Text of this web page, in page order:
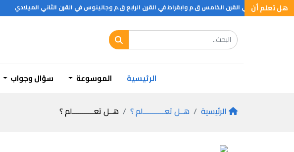
هل تعلم أن
الرئيسية الموسوعة سؤال وجواب
الرئيسية هــل تعـــــــــــلم ؟ هــل تعـــــــــــلم ؟